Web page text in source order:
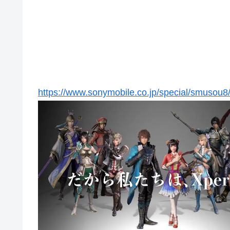
https://www.sonymobile.co.jp/special/smusou8/